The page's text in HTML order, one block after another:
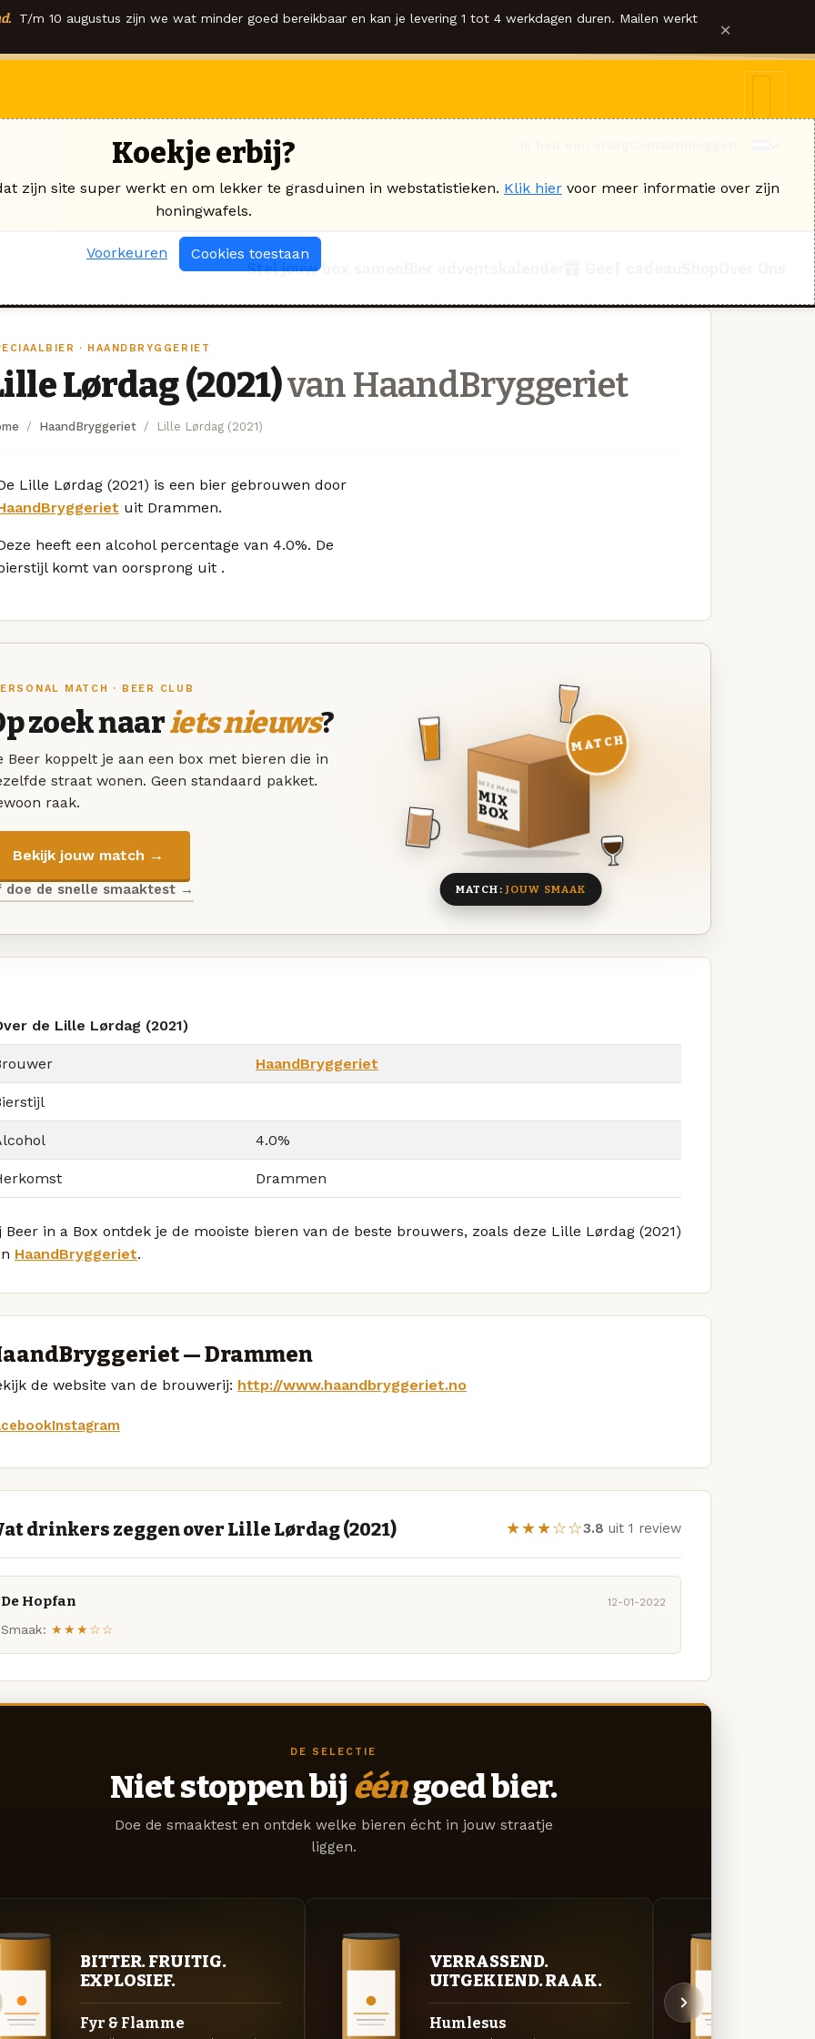
T/m 10 augustus zijn we wat minder goed bereikbaar en kan je levering 1 tot 4 werkdagen duren. Mailen werkt ×
Stel jouw box samen
· HAANDBRYGGERIET
Lørdag (2021)van HaandBryggeriet
HaandBryggeriet Lille Lørdag (2021)
Lille Lørdag (2021) is een bier gebrouwen door
uit Drammen.
heeft een alcohol percentage van 4.0%. De
komt van oorsprong uit .
MATCH · BEER CLUB
zoek naariets nieuws?
Beer koppelt je aan een box met bieren die in
straat wonen. Geen standaard pakket.
raak.
Bekijk jouw match →
doe de snelle smaaktest →
DEZE MAAND
MIX
BOX
8 BIEREN
MATCH
MATCH: JOUW SMAAK
de Lille Lørdag (2021)
HaandBryggeriet
4.0%
Drammen
Beer in a Box ontdek je de mooiste bieren van de beste brouwers, zoals deze Lille Lørdag (2021)
HaandBryggeriet.
— Drammen
de website van de brouwerij: http://www.haandbryggeriet.no
Instagram
drinkers zeggen over Lille Lørdag (2021) ★★★☆☆3.8 uit 1 review
De Hopfan 12-01-2022
Smaak: ★★★☆☆
DE SELECTIE
Niet stoppen bij ééngoed bier.
Doe de smaaktest en ontdek welke bieren écht in jouw straatje
liggen.
BITTER. FRUITIG.
EXPLOSIEF.
Fyr & Flamme
VERRASSEND.
UITGEKIEND. RAAK.
Humlesus
Koekje erbij?
zijn site super werkt en om lekker te grasduinen in webstatistieken. Klik hier voor meer informatie over zijn
honingwafels.
Voorkeuren Cookies toestaan